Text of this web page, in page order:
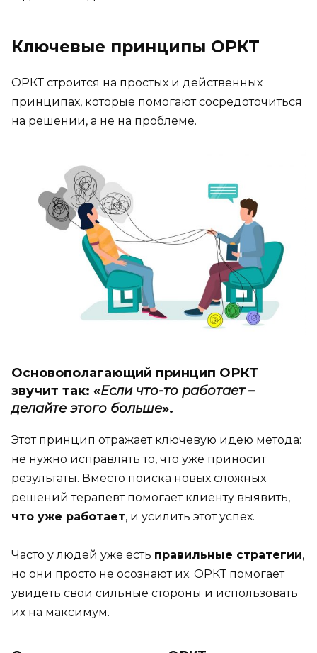
Ключевые принципы ОРКТ
ОРКТ строится на простых и действенных
принципах, которые помогают сосредоточиться
на решении, а не на проблеме.
Основополагающий принцип ОРКТ
звучит так: «Если что-то работает –
делайте этого больше».
Этот принцип отражает ключевую идею метода:
не нужно исправлять то, что уже приносит
результаты. Вместо поиска новых сложных
решений терапевт помогает клиенту выявить,
что уже работает, и усилить этот успех.
Часто у людей уже есть правильные стратегии,
но они просто не осознают их. ОРКТ помогает
увидеть свои сильные стороны и использовать
их на максимум.